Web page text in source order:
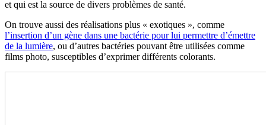
et qui est la source de divers problèmes de santé.
On trouve aussi des réalisations plus « exotiques », comme
l’insertion d’un gène dans une bactérie pour lui permettre d’émettre
de la lumière, ou d’autres bactéries pouvant être utilisées comme
films photo, susceptibles d’exprimer différents colorants.